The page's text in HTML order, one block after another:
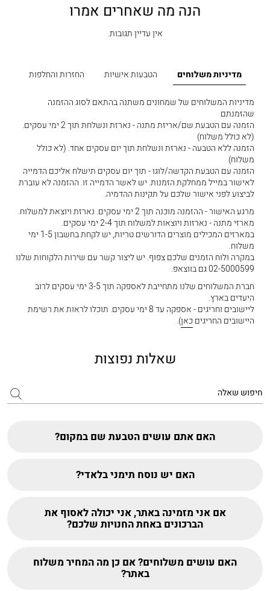
הנה מה שאחרים אמרו
אין עדיין תגובות.
מדיניות משלוחים הטבעות אישיות החזרות והחלפות
מדיניות המשלוחים של שמחונים משתנה בהתאם לסוג ההזמנה
שהזמנתם
הזמנה עם הטבעת שם/אריזת מתנה - נארזת ונשלחת תוך 2 ימי עסקים.
(לא כולל משלוח)
הזמנה ללא הטבעה - נארזת ונשלחת תוך יום עסקים אחד. (לא כולל
משלוח)
הזמנה עם הטבעת הקדשה/לוגו - תוך יום עסקים תישלח אליכם הדמייה
לאישור במייל ממחלקת הזמנות. יש לאשר הדמייה זו. ההזמנה לא עוברת
לביצוע לפני אישור שלכם על תקינות ההדמיה.
מרגע האישור - ההזמנה מוכנה תוך 2 ימי עסקים. נארזת ויוצאת למשלוח.
מארזי מתנה - נארזות ויוצאות למשלוח תוך 2-4 ימי עסקים.
במארזים המכילים מוצרים הדורשים טריות, יש לקחת בחשבון 1-5 ימי
משלוח.
במקרה ולוח הזמנים שלכם צפוף. יש ליצור קשר עם שירות הלקוחות שלנו
02-5000599 גם בווצאפ.
חברת המשלוחים שלנו מתחייבת לאספקה תוך 3-5 ימי עסקים לרוב
היעדים בארץ.
ליישובים וחריגים - אספקה עד 8 ימי עסקים. תוכלו לראות את רשימת
היישובים החריגיםכאן).
שאלות נפוצות
האם אתם עושים הטבעת שם במקום?
האם יש נוסח תימני בלאדי?
אם אני מזמינה באתר, אני יכולה לאסוף את
הברכונים באחת החנויות שלכם?
האם עושים משלוחים? אם כן מה המחיר משלוח
באתר?